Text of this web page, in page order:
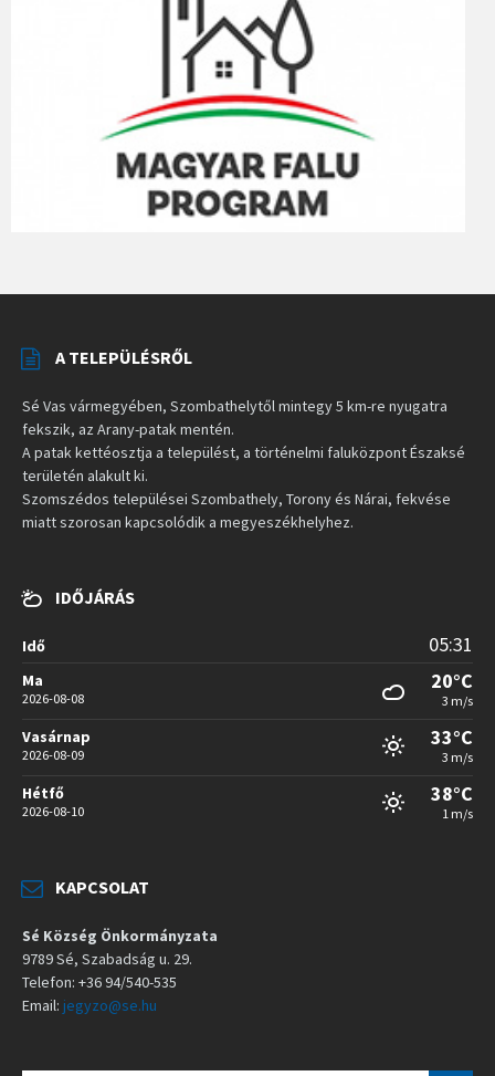
A TELEPÜLÉSRŐL
Sé Vas vármegyében, Szombathelytől mintegy 5 km-re nyugatra
fekszik, az Arany-patak mentén.
A patak kettéosztja a települést, a történelmi faluközpont Északsé
területén alakult ki.
Szomszédos települései Szombathely, Torony és Nárai, fekvése
miatt szorosan kapcsolódik a megyeszékhelyhez.
IDŐJÁRÁS
Idő 05:31
Ma
2026-08-08
20°C
3 m/s
Vasárnap
2026-08-09
33°C
3 m/s
Hétfő
2026-08-10
38°C
1 m/s
KAPCSOLAT
Sé Község Önkormányzata
9789 Sé, Szabadság u. 29.
Telefon: +36 94/540-535
Email: jegyzo@se.hu